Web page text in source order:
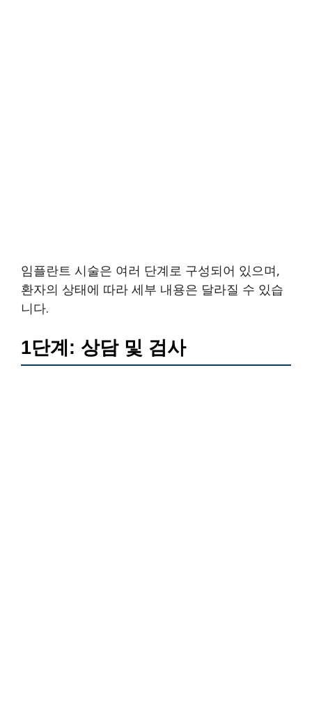
임플란트 시술은 여러 단계로 구성되어 있으며,
환자의 상태에 따라 세부 내용은 달라질 수 있습
니다.
1단계: 상담 및 검사